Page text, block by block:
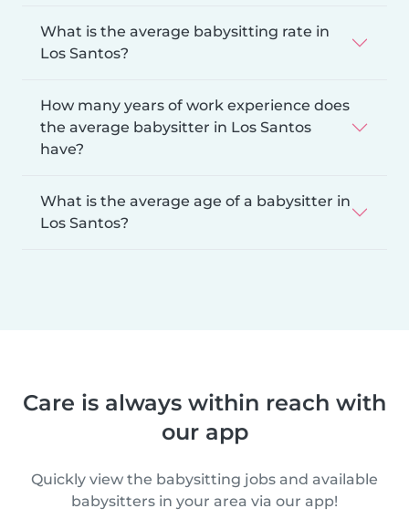
What is the average babysitting rate in
Los Santos?
How many years of work experience does
the average babysitter in Los Santos
have?
What is the average age of a babysitter in
Los Santos?
Care is always within reach with
our app
Quickly view the babysitting jobs and available
babysitters in your area via our app!